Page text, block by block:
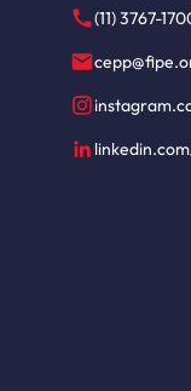
(11) 3767-